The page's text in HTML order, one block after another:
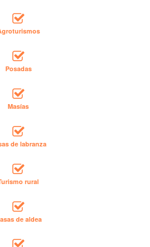
Posadas
Masías
de labranza
rural
de aldea